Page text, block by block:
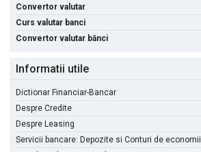
Convertor valutar
Curs valutar banci
Convertor valutar bănci
Informatii utile
Dictionar Financiar-Bancar
Despre Credite
Despre Leasing
Servicii bancare: Depozite si Conturi de economii